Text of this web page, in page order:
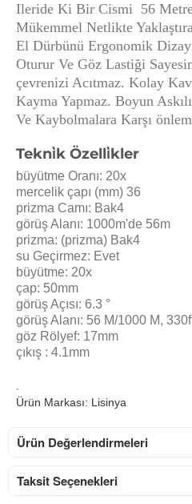
Ileride Ki Bir Cismi 56
Mükemmel Netlikte
El Dürbünü Ergonomik
Oturur Ve Göz Lastiği
çevrenizi Acıtmaz. Kolay
Kayma Yapmaz. Boyun
Ve Kaybolmalara Karşı
Tekni̇k Özelli̇kler
büyütme Oranı: 20x
mercelik çapı (mm) 36
prizma Camı: Bak4
görüş Alanı: 1000m'de 56m
prizma: (prizma) Bak4
su Geçirmez: Evet
büyütme: 20x
çap: 50mm
görüş Açısı: 6.3 °
görüş Alanı: 56 M/1000 M,
göz Rölyef: 17mm
çıkış : 4.1mm
Ürün Markası: Lisinya
Ürün Değerlendirmeleri
Taksit Seçenekleri